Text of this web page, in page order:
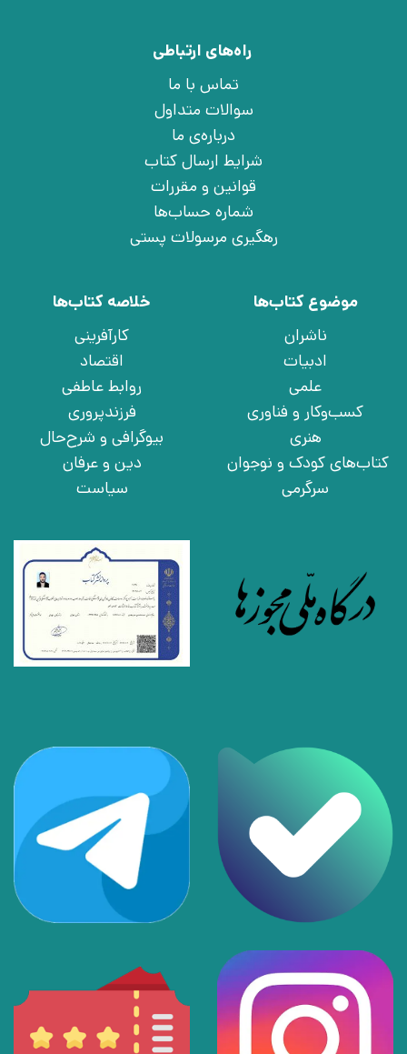
راه‌های ارتباطی
تماس با ما
سوالات متداول
درباره‌ی ما
شرایط ارسال کتاب
قوانین و مقررات
شماره حساب‌ها
رهگیری مرسولات پستی
موضوع کتاب‌ها
ناشران
ادبیات
علمی
کسب‌وکار و فناوری
هنری
کتاب‌های کودک و نوجوان
سرگرمی
خلاصه کتاب‌ها
کارآفرینی
اقتصاد
روابط عاطفی
فرزندپروری
بیوگرافی و شرح‌حال
دین و عرفان
سیاست